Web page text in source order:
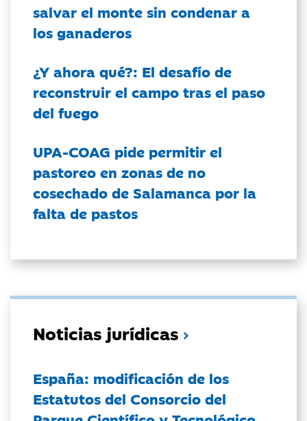
salvar el monte sin condenar a
los ganaderos
¿Y ahora qué?: El desafío de
reconstruir el campo tras el paso
del fuego
UPA-COAG pide permitir el
pastoreo en zonas de no
cosechado de Salamanca por la
falta de pastos
Noticias jurídicas
España: modificación de los
Estatutos del Consorcio del